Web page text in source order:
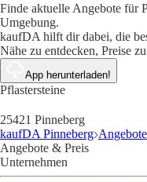
Finde aktuelle Angebote für
Umgebung.
kaufDA hilft dir dabei, die
Nähe zu entdecken, Preise
App herunterladen!
Pflastersteine
25421 Pinneberg
kaufDA Pinneberg Angebote
Angebote & Preis
Unternehmen